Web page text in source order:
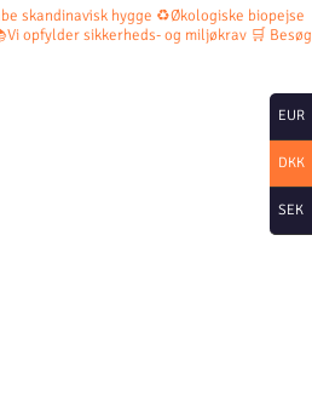
skandinavisk hygge ♻️Økologiske biopejse
opfylder sikkerheds- og miljøkrav 🛒 Besøg
EUR
DKK
SEK